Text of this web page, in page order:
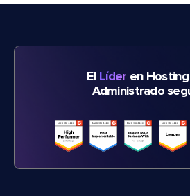
El Líder en
Administrado